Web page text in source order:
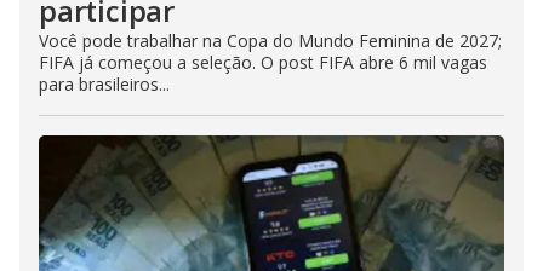
participar
Você pode trabalhar na Copa do Mundo Feminina de 2027;
FIFA já começou a seleção. O post FIFA abre 6 mil vagas
para brasileiros...